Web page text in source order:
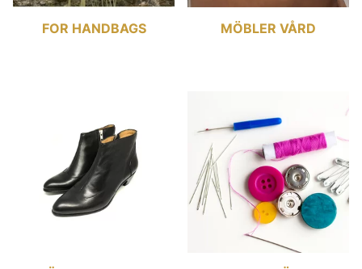
FOR HANDBAGS MÖBLER VÅRD